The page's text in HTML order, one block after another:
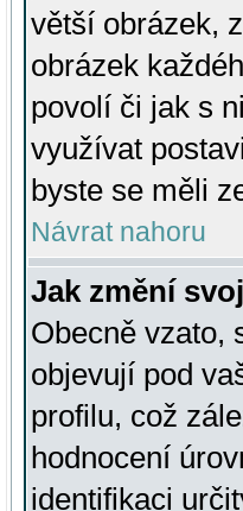
větší obrázek,
obrázek
povolí či jak s
využívat
byste se měli
Návrat nahoru
Jak změní
Obecně vzato,
objevují pod
profilu, což
hodnocení
identifikaci